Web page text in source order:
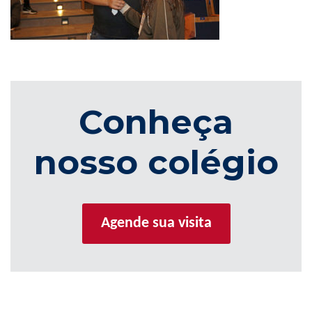
Conheça
nosso colégio
Agende sua visita